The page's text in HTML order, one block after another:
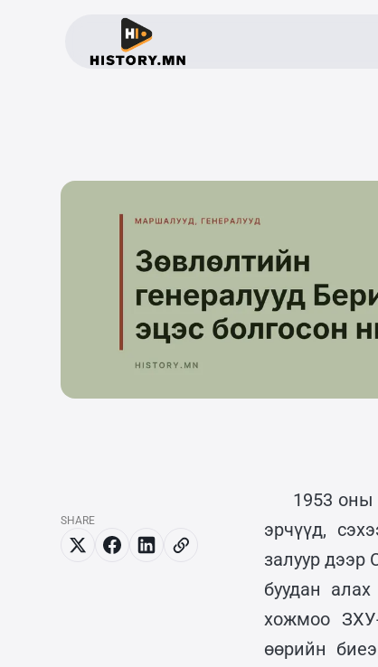
1953 оны
эрчүүд,
залуур дээр
буудан
хожмоо
өөрийн
SHARE